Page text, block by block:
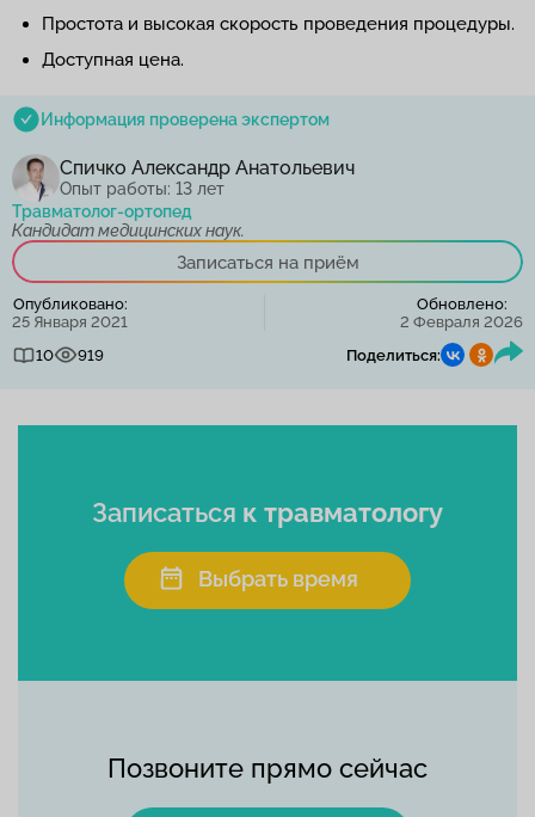
Простота и высокая скорость проведения процедуры.
Доступная цена.
Информация проверена экспертом
Спичко Александр Анатольевич
Опыт работы: 13 лет
Травматолог-ортопед
Кандидат медицинских наук.
Записаться на приём
Опубликовано:
25 Января 2021
Обновлено:
2 Февраля 2026
10
919 Поделиться:
Позвоните прямо сейчас
Записаться к травматологу
Выбрать время